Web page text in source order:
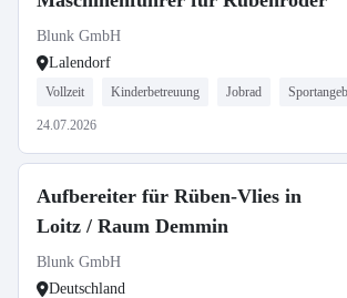
Blunk GmbH
Lalendorf
Vollzeit Kinderbetreuung Jobrad
24.07.2026
Aufbereiter für Rüben-Vlies in
Loitz / Raum Demmin
Blunk GmbH
Deutschland